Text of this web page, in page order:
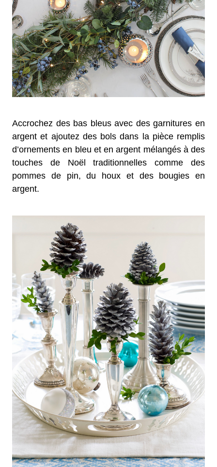
Accrochez des bas bleus avec des garnitures en
argent et ajoutez des bols dans la pièce remplis
d’ornements en bleu et en argent mélangés à des
touches de Noël traditionnelles comme des
pommes de pin, du houx et des bougies en
argent.